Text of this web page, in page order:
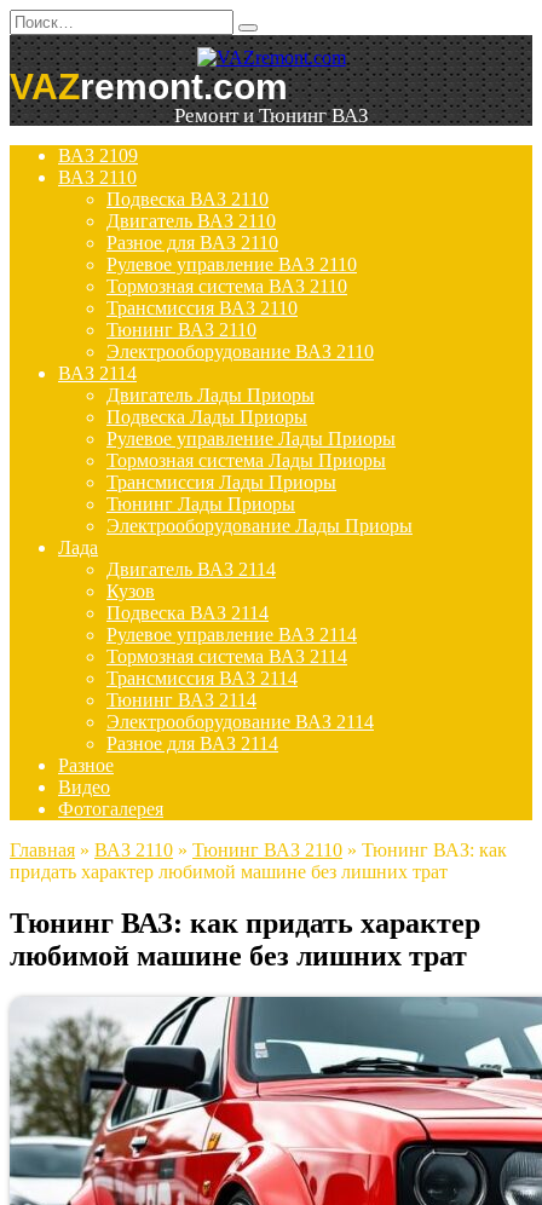
Перейти
к
содержанию
Search
for:
VAZremont.com
Ремонт и Тюнинг ВАЗ
ВАЗ 2109
ВАЗ 2110
Подвеска ВАЗ 2110
Двигатель ВАЗ 2110
Разное для ВАЗ 2110
Рулевое управление ВАЗ 2110
Тормозная система ВАЗ 2110
Трансмиссия ВАЗ 2110
Тюнинг ВАЗ 2110
Электрооборудование ВАЗ 2110
ВАЗ 2114
Двигатель Лады Приоры
Подвеска Лады Приоры
Рулевое управление Лады Приоры
Тормозная система Лады Приоры
Трансмиссия Лады Приоры
Тюнинг Лады Приоры
Электрооборудование Лады Приоры
Лада
Двигатель ВАЗ 2114
Кузов
Подвеска ВАЗ 2114
Рулевое управление ВАЗ 2114
Тормозная система ВАЗ 2114
Трансмиссия ВАЗ 2114
Тюнинг ВАЗ 2114
Электрооборудование ВАЗ 2114
Разное для ВАЗ 2114
Разное
Видео
Фотогалерея
Главная » ВАЗ 2110 » Тюнинг ВАЗ 2110 » Тюнинг ВАЗ: как
придать характер любимой машине без лишних трат
Тюнинг ВАЗ: как придать характер
любимой машине без лишних трат